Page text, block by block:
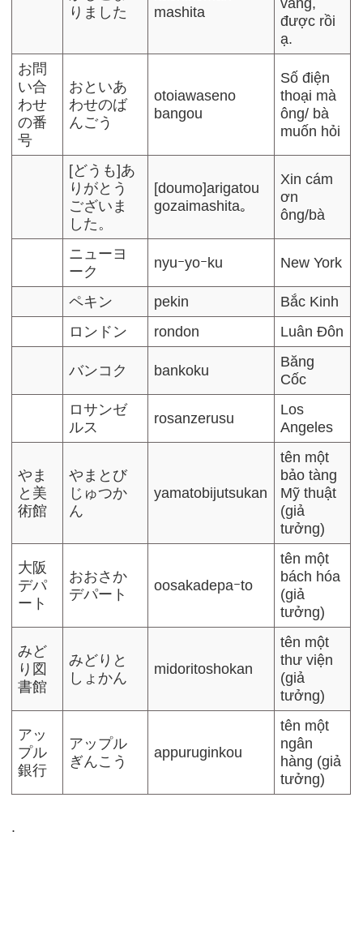
りました
mashita
vâng,
được rồi
ạ.
お問
い合
わせ
の番
号
おといあ
わせのば
んごう
otoiawaseno
bangou
Số điện
thoại mà
ông/ bà
muốn hỏi
[どうも]あ
りがとう
ございま
した。
[doumo]arigatou
gozaimashita｡
Xin cám
ơn
ông/bà
ニューヨ
ーク
nyuｰyoｰku New York
ペキン pekin
Bắc Kinh
ロンドン
rondon Luân Đôn
バンコク bankoku
Băng
Cốc
ロサンゼ
ルス
rosanzerusu
Los
Angeles
やま
と美
術館
やまとび
じゅつか
ん
yamatobijutsukan
tên một
bảo tàng
Mỹ thuật
(giả
tưởng)
大阪
デパ
ート
おおさか
デパート
oosakadepaｰto
tên một
bách hóa
(giả
tưởng)
みど
り図
書館
みどりと
しょかん
midoritoshokan
tên một
thư viện
(giả
tưởng)
アッ
プル
銀行
アップル
ぎんこう
appuruginkou
tên một
ngân
hàng (giả
tưởng)
.